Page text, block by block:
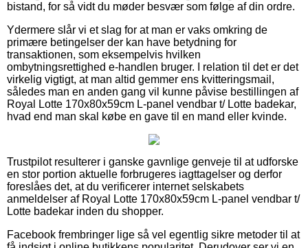
bistand, for så vidt du møder besvær som følge af din ordre.
Ydermere slår vi et slag for at man er vaks omkring de
primære betingelser der kan have betydning for
transaktionen, som eksempelvis hvilken
ombytningsrettighed e-handlen bruger. I relation til det er det
virkelig vigtigt, at man altid gemmer ens kvitteringsmail,
således man en anden gang vil kunne påvise bestillingen af
Royal Lotte 170x80x59cm L-panel vendbar t/ Lotte badekar,
hvad end man skal købe en gave til en mand eller kvinde.
Trustpilot resulterer i ganske gavnlige genveje til at udforske
en stor portion aktuelle forbrugeres iagttagelser og derfor
foreslåes det, at du verificerer internet selskabets
anmeldelser af Royal Lotte 170x80x59cm L-panel vendbar t/
Lotte badekar inden du shopper.
Facebook frembringer lige så vel egentlig sikre metoder til at